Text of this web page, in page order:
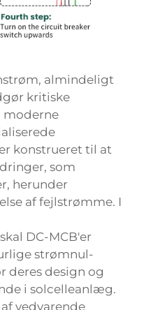
almindeligt
kritiske
moderne
konstrueret til at
som
herunder
af fejlstrømme. I
DC-MCB'er
strømnul-
deres design og
i solcelleanlæg.
vedvarende